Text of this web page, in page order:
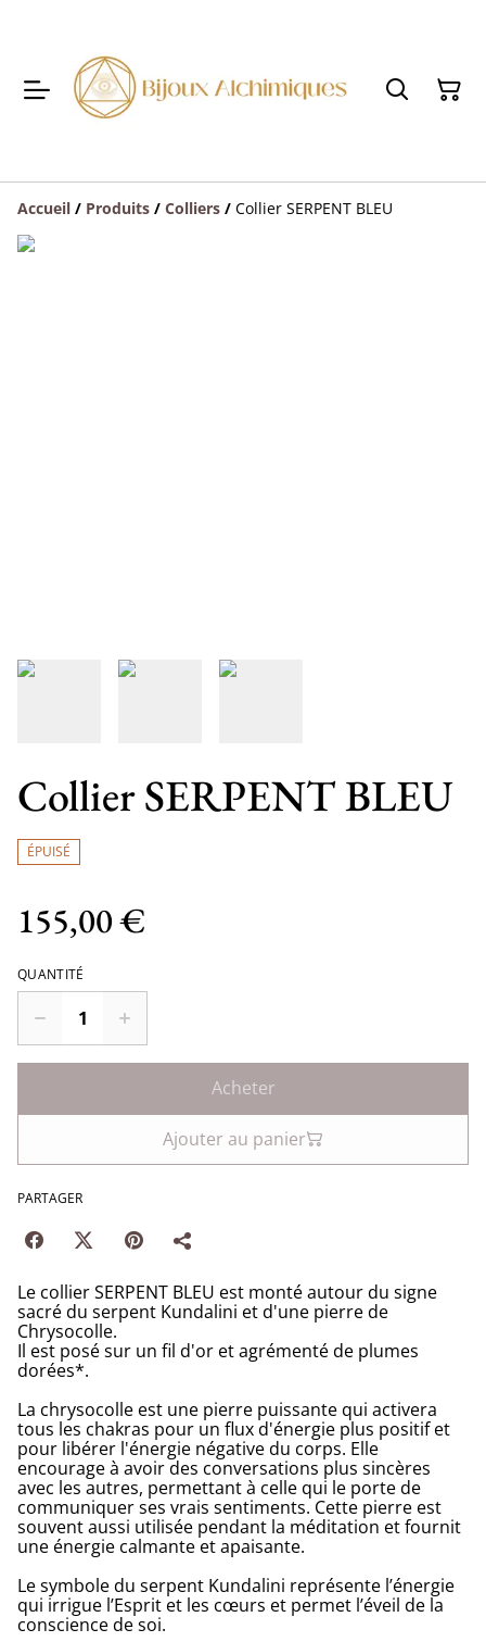
Accueil / Produits / Colliers / Collier SERPENT BLEU
Collier SERPENT BLEU
ÉPUISÉ
155,00 €
QUANTITÉ
Acheter
Ajouter au panier
PARTAGER
Le collier SERPENT BLEU est monté autour du signe
sacré du serpent Kundalini et d'une pierre de
Chrysocolle.
Il est posé sur un fil d'or et agrémenté de plumes
dorées*.
La chrysocolle est une pierre puissante qui activera
tous les chakras pour un flux d'énergie plus positif et
pour libérer l'énergie négative du corps. Elle
encourage à avoir des conversations plus sincères
avec les autres, permettant à celle qui le porte de
communiquer ses vrais sentiments. Cette pierre est
souvent aussi utilisée pendant la méditation et fournit
une énergie calmante et apaisante.
Le symbole du serpent Kundalini représente l’énergie
qui irrigue l’Esprit et les cœurs et permet l’éveil de la
conscience de soi.